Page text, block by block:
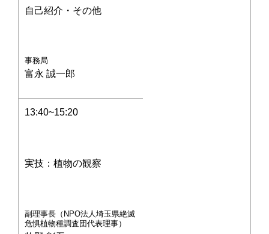
自己紹介・その他
事務局
富永 誠一郎
13:40~15:20
実技：植物の観察
副理事長（NPO法人埼玉県絶滅
危惧植物種調査団代表理事）